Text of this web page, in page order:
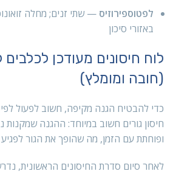
לפטוספירוזיס — שתי זנים; מחלה
באזורי סיכון
(חובה ומומלץ)
כדי להבטיח הגנה מקיפה, חשוב לפעול לפי
חיסון גורים חשוב במיוחד: ההגנה שמקנות
ופוחתת עם הזמן, מה שהופך את הגור לפגיע
לאחר סיום סדרת החיסונים הראשונית,